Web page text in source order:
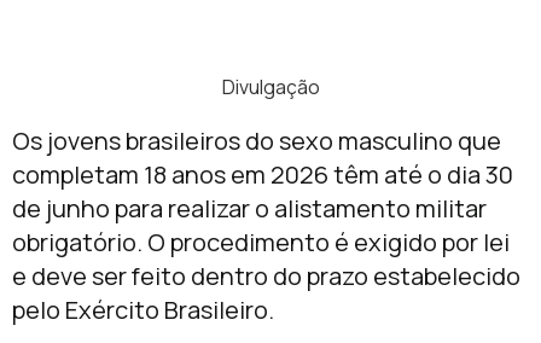
Divulgação
Os jovens brasileiros do sexo masculino que
completam 18 anos em 2026 têm até o dia 30
de junho para realizar o alistamento militar
obrigatório. O procedimento é exigido por lei
e deve ser feito dentro do prazo estabelecido
pelo Exército Brasileiro.